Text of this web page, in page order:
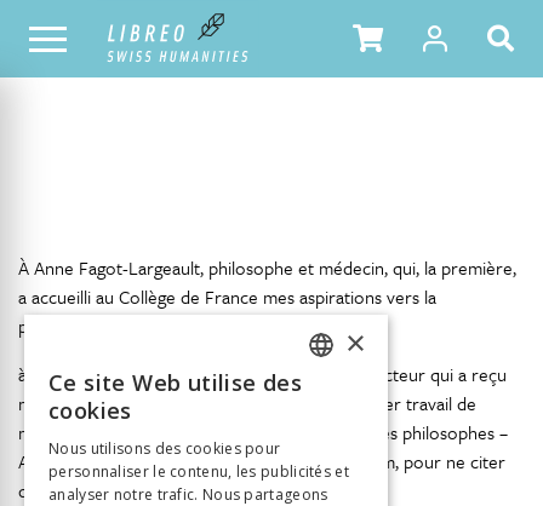
NOTRE CATALOGUE TABLE DES MATIÈRES
À Anne Fagot-Largeault, philosophe et médecin, qui, la première,
a accueilli au Collège de France mes aspirations vers la
philosophie pour la médecine,
à Jean Gayon, in memoriam, l’interlocuteur directeur qui a reçu
mon sujet de thèse avec intérêt après un premier travail de
master à l’institut qu’il dirigeait à la suite d’illustres philosophes –
Abel Rey, Gaston Bachelard, Georges Canguilhem, pour ne citer
que les premiers,
ITALIAN
×
Ce site Web utilise des
cookies
Nous utilisons des cookies pour
personnaliser le contenu, les publicités et
analyser notre trafic. Nous partageons